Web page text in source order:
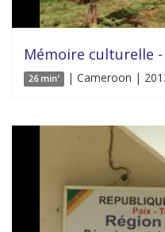
Mémoire culturelle
26 min' | Cameroon |